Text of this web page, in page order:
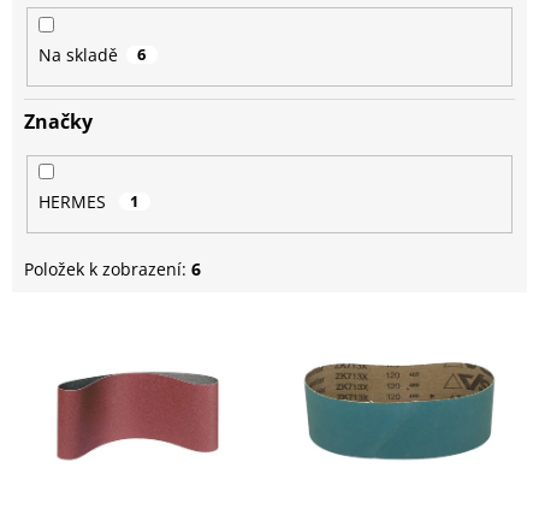
Na skladě 6
Značky
HERMES 1
Položek k zobrazení: 6